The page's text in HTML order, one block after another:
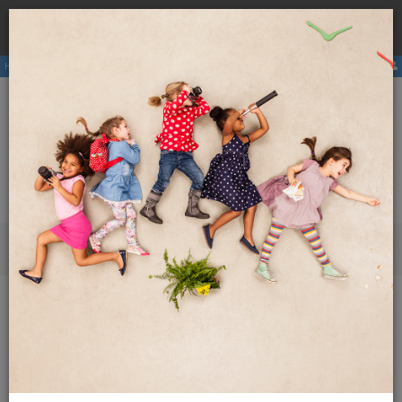
pri nas ter se izognite višji ceni zaradi
Hostli
Meni
Revija Globetrotter 2019
Februar 2019
Potovanja nas učijo
Potovanja nas učijo
izobraževanja